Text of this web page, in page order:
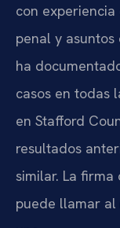
con
penal y
ha
casos en todas
en Stafford
resultados
similar. La
puede llamar al